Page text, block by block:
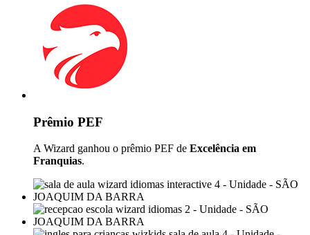
Prêmio PEF
A Wizard ganhou o prêmio PEF de Excelência em
Franquias.